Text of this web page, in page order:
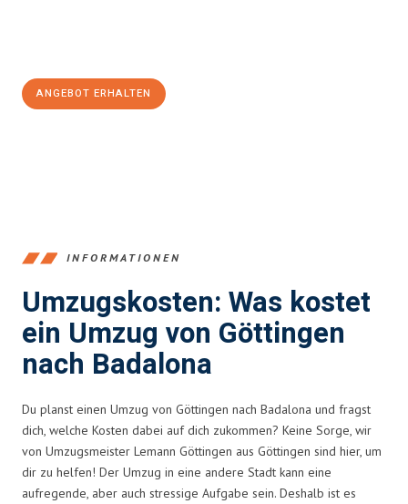
ANGEBOT ERHALTEN
INFORMATIONEN
Umzugskosten: Was kostet
ein Umzug von Göttingen
nach Badalona
Du planst einen Umzug von Göttingen nach Badalona und fragst
dich, welche Kosten dabei auf dich zukommen? Keine Sorge, wir
von Umzugsmeister Lemann Göttingen aus Göttingen sind hier, um
dir zu helfen! Der Umzug in eine andere Stadt kann eine
aufregende, aber auch stressige Aufgabe sein. Deshalb ist es